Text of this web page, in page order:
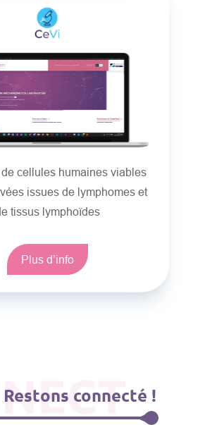
cellules humaines viables
issues de lymphomes et
tissus lymphoïdes
Plus d’info
Restons connecté !